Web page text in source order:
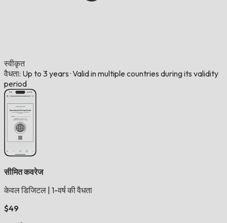
स्वीकृत
वैधता: Up to 3 years ·Valid in multiple countries during its validity
period
सीमित कवरेज
केवल डिजिटल 1-वर्ष की वैधता
$49